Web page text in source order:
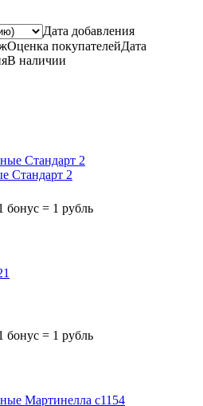
Дата добавления
Оценка покупателейДата
В наличии
Стандарт 2
бонус = 1 рубль
бонус = 1 рубль